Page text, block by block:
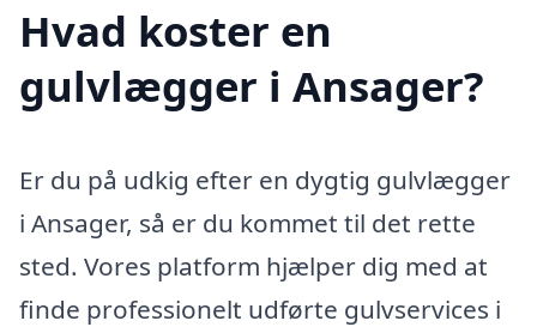
Hvad koster en
gulvlægger i Ansager?
Er du på udkig efter en dygtig gulvlægger
i Ansager, så er du kommet til det rette
sted. Vores platform hjælper dig med at
finde professionelt udførte gulvservices i